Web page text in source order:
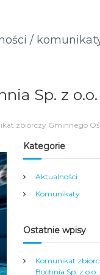
/
Sp. z o.o.
zbiorczy Gminnego
Kategorie
Aktualności
Komunikaty
Ostatnie wpisy
Komunikat
Bochnia Sp. z o.o.